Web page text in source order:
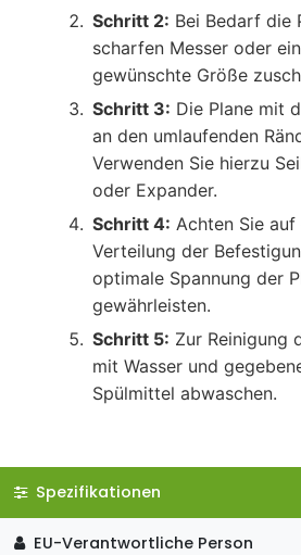
Schritt 2: Bei Bedarf die
scharfen Messer oder
gewünschte Größe
Schritt 3: Die Plane mit
an den umlaufenden
Verwenden Sie hierzu
oder Expander.
Schritt 4: Achten Sie
Verteilung der
optimale Spannung der
gewährleisten.
Schritt 5: Zur Reinigung
mit Wasser und
Spülmittel abwaschen.
Spezifikationen
EU-Verantwortliche Person